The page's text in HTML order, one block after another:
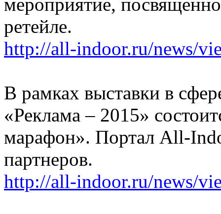
ретейле.
http://all-indoor.ru/news/
В рамках выставки в
«Реклама – 2015»
марафон». Портал All-
партнеров.
http://all-indoor.ru/news/